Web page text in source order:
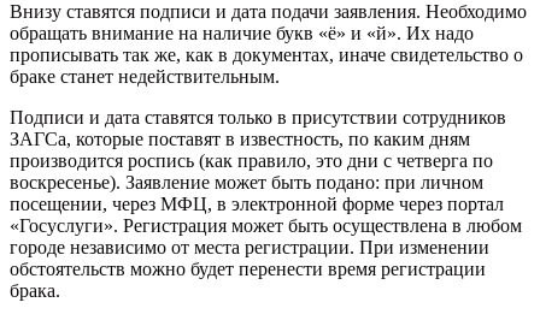
Внизу ставятся подписи и дата подачи заявления. Необходимо
обращать внимание на наличие букв «ё» и «й». Их надо
прописывать так же, как в документах, иначе свидетельство о
браке станет недействительным.
Подписи и дата ставятся только в присутствии сотрудников
ЗАГСа, которые поставят в известность, по каким дням
производится роспись (как правило, это дни с четверга по
воскресенье). Заявление может быть подано: при личном
посещении, через МФЦ, в электронной форме через портал
«Госуслуги». Регистрация может быть осуществлена в любом
городе независимо от места регистрации. При изменении
обстоятельств можно будет перенести время регистрации
брака.